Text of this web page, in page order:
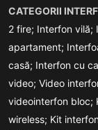
CATEGORII
2 fire; Interfon vilă;
apartament;
casă; Interfon cu
video; Video
videointerfon bloc;
wireless; Kit